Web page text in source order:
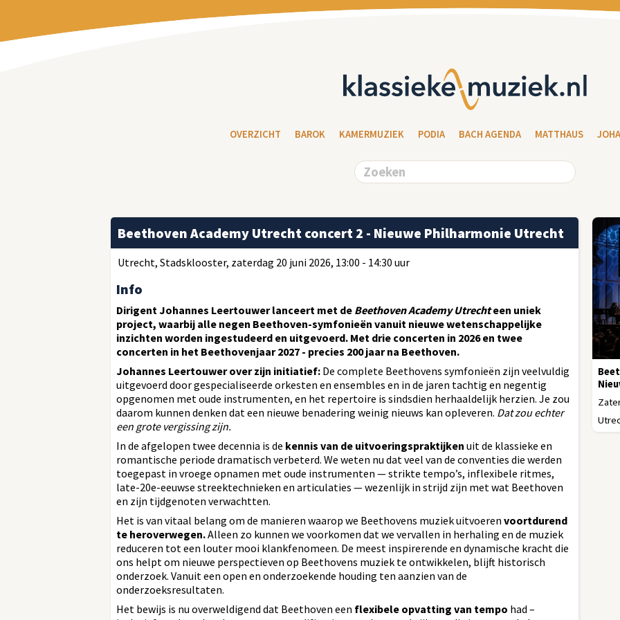
OVERZICHT BAROK KAMERMUZIEK PODIA BACH AGENDA MATTHAUS
Beethoven Academy Utrecht concert 2 - Nieuwe Philharmonie Utrecht
Utrecht, Stadsklooster, zaterdag 20 juni 2026, 13:00 - 14:30 uur
Info
Dirigent Johannes Leertouwer lanceert met de Beethoven Academy Utrechteen uniek
project, waarbij alle negen Beethoven-symfonieën vanuit nieuwe wetenschappelijke
inzichten worden ingestudeerd en uitgevoerd. Met drie concerten in 2026 en twee
concerten in het Beethovenjaar 2027 - precies 200 jaar na Beethoven.
Johannes Leertouwer over zijn initiatief: De complete Beethovens symfonieën zijn veelvuldig
uitgevoerd door gespecialiseerde orkesten en ensembles en in de jaren tachtig en negentig
opgenomen met oude instrumenten, en het repertoire is sindsdien herhaaldelijk herzien. Je zou
daarom kunnen denken dat een nieuwe benadering weinig nieuws kan opleveren. Dat zou echter
een grote vergissing zijn.
In de afgelopen twee decennia is de kennis van de uitvoeringspraktijken uit de klassieke en
romantische periode dramatisch verbeterd. We weten nu dat veel van de conventies die werden
toegepast in vroege opnamen met oude instrumenten — strikte tempo’s, inflexibele ritmes,
late-20e-eeuwse streektechnieken en articulaties — wezenlijk in strijd zijn met wat Beethoven
en zijn tijdgenoten verwachtten.
Het is van vitaal belang om de manieren waarop we Beethovens muziek uitvoeren voortdurend
te heroverwegen.Alleen zo kunnen we voorkomen dat we vervallen in herhaling en de muziek
reduceren tot een louter mooi klankfenomeen. De meest inspirerende en dynamische kracht die
ons helpt om nieuwe perspectieven op Beethovens muziek te ontwikkelen, blijft historisch
onderzoek. Vanuit een open en onderzoekende houding ten aanzien van de
onderzoeksresultaten.
Het bewijs is nu overweldigend dat Beethoven een flexibele opvatting van tempo had –